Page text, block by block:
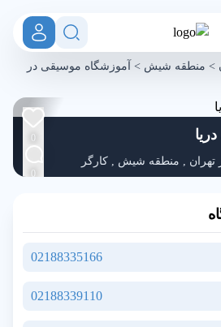
> منطقه شیش > آموزشگاه موسیقی در
تهران , منطقه شیش , کارگر
0
0
02188335166
02188339110